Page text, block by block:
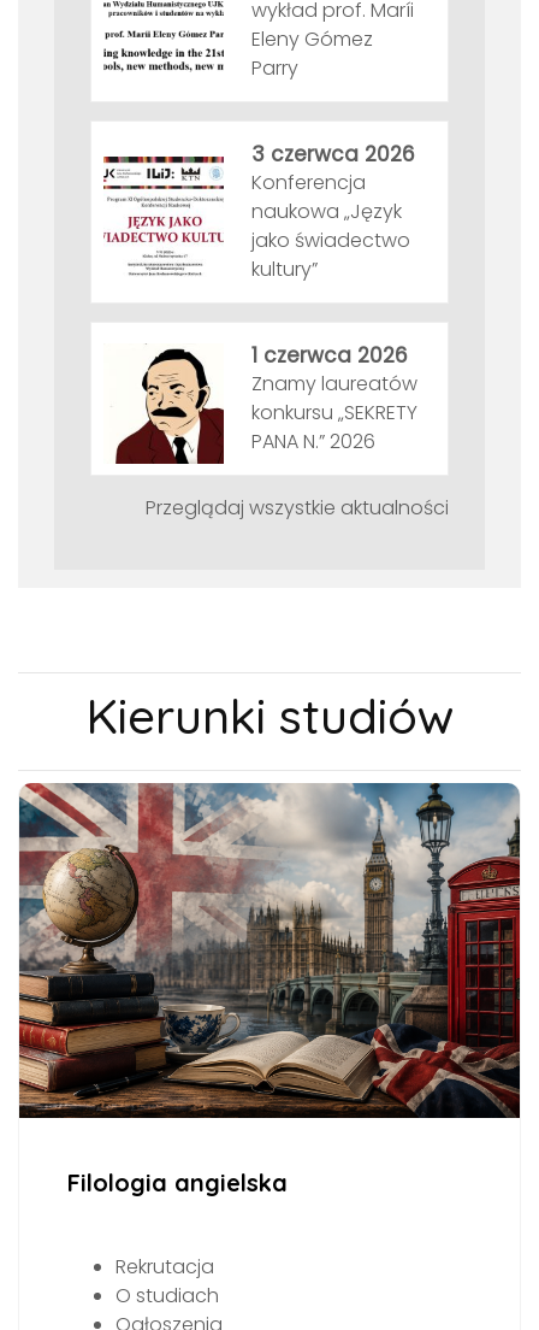
wykład prof. Maríi
Eleny Gómez
Parry
3 czerwca 2026
Konferencja
naukowa „Język
jako świadectwo
kultury”
1 czerwca 2026
Znamy laureatów
konkursu „SEKRETY
PANA N.” 2026
Przeglądaj wszystkie aktualności
Kierunki studiów
Filologia angielska
Rekrutacja
O studiach
Ogłoszenia